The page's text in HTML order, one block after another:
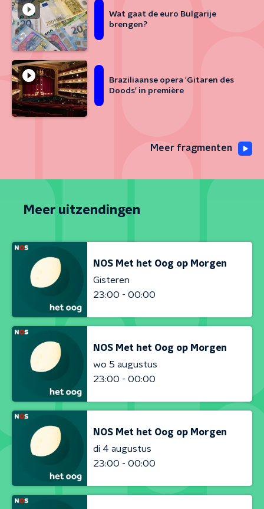
Wat gaat de euro Bulgarije
brengen?
Braziliaanse opera 'Gitaren des
Doods' in première
Meer fragmenten
Meer uitzendingen
NOS Met het Oog op Morgen
Gisteren
23:00 - 00:00
NOS Met het Oog op Morgen
wo 5 augustus
23:00 - 00:00
NOS Met het Oog op Morgen
di 4 augustus
23:00 - 00:00